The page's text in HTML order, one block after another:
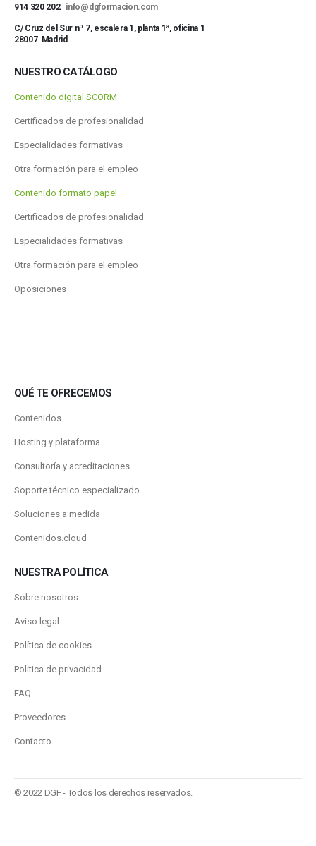
914 320 202 | info@dgformacion.com
C/ Cruz del Sur nº 7, escalera 1, planta 1ª, oficina 1
28007 Madrid
NUESTRO CATÁLOGO
Contenido digital SCORM
Certificados de profesionalidad
Especialidades formativas
Otra formación para el empleo
Contenido formato papel
Certificados de profesionalidad
Especialidades formativas
Otra formación para el empleo
Oposiciones
QUÉ TE OFRECEMOS
Contenidos
Hosting y plataforma
Consultoría y acreditaciones
Soporte técnico especializado
Soluciones a medida
Contenidos.cloud
NUESTRA POLÍTICA
Sobre nosotros
Aviso legal
Política de cookies
Politica de privacidad
FAQ
Proveedores
Contacto
© 2022 DGF - Todos los derechos reservados.